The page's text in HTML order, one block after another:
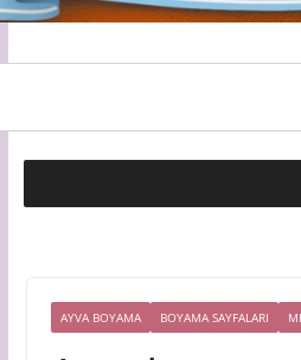
AYVA BOYAMA BOYAMA SAYFALARI